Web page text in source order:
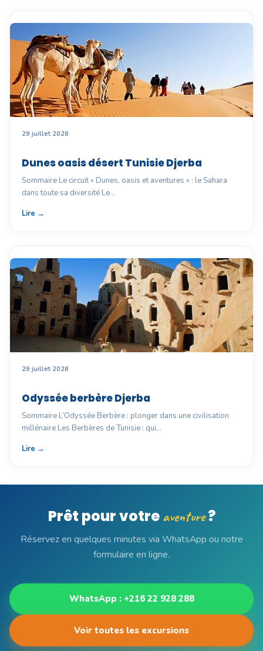
29 juillet 2026
Dunes oasis désert Tunisie Djerba
Sommaire Le circuit « Dunes, oasis et aventures » : le Sahara
dans toute sa diversité Le…
Lire →
29 juillet 2026
Odyssée berbère Djerba
Sommaire L’Odyssée Berbère : plonger dans une civilisation
millénaire Les Berbères de Tunisie : qui…
Lire →
Prêt pour votre aventure?
Réservez en quelques minutes via WhatsApp ou notre
formulaire en ligne.
WhatsApp : +216 22 928 288
Voir toutes les excursions